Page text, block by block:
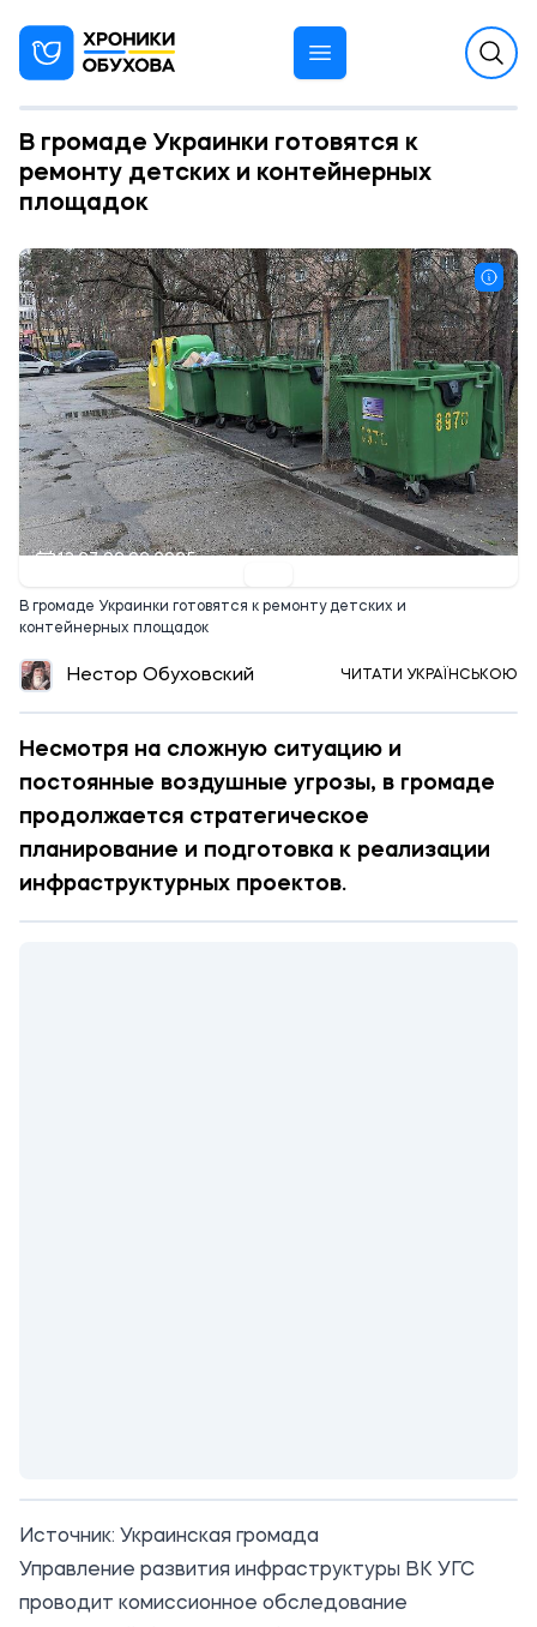
В громаде Украинки готовятся к
ремонту детских и контейнерных
площадок
13:27 02.02.2025
В громаде Украинки готовятся к ремонту детских и
контейнерных площадок
Нестор Обуховский ЧИТАТИ УКРАЇНСЬКОЮ
Несмотря на сложную ситуацию и
постоянные воздушные угрозы, в громаде
продолжается стратегическое
планирование и подготовка к реализации
инфраструктурных проектов.
Источник: Украинская громада
Управление развития инфраструктуры ВК УГС
проводит комиссионное обследование